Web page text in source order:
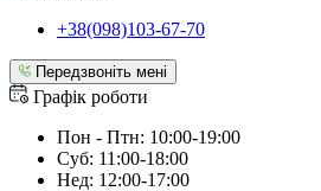
+38(098)103-67-70
Передзвоніть мені
Графік роботи
Пон - Птн: 10:00-19:00
Суб: 11:00-18:00
Нед: 12:00-17:00